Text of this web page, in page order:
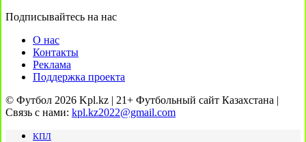
Подписывайтесь на нас
О нас
Контакты
Реклама
Поддержка проекта
© Футбол 2026 Kpl.kz | 21+ Футбольный сайт Казахстана |
Связь с нами: kpl.kz2022@gmail.com
КПЛ